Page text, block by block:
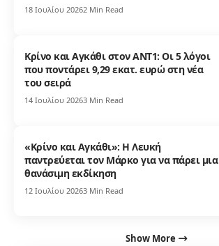
18 Ιουλίου 20262 Min Read
Κρίνο και Αγκάθι στον ΑΝΤ1: Οι 5 λόγοι
που ποντάρει 9,29 εκατ. ευρώ στη νέα
του σειρά
14 Ιουλίου 20263 Min Read
«Κρίνο και Αγκάθι»: Η Λευκή
παντρεύεται τον Μάρκο για να πάρει μια
θανάσιμη εκδίκηση
12 Ιουλίου 20263 Min Read
Show More